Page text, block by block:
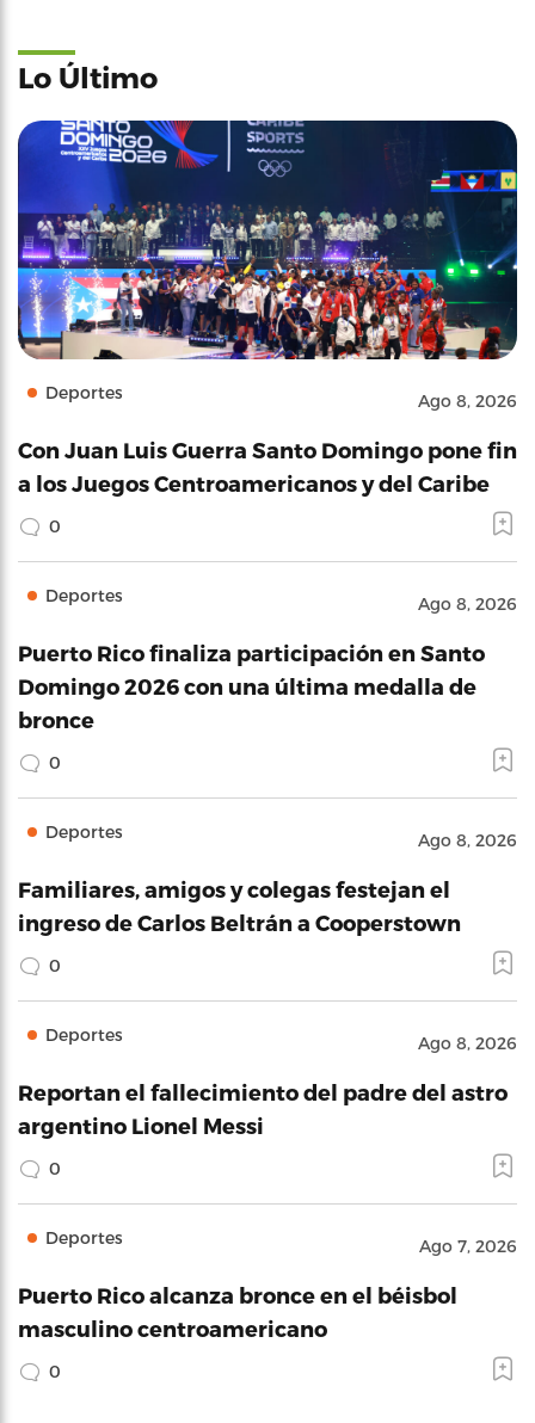
Lo Último
Deportes Ago 8, 2026
Con Juan Luis Guerra Santo Domingo pone fin
a los Juegos Centroamericanos y del Caribe
0
Deportes Ago 8, 2026
Puerto Rico finaliza participación en Santo
Domingo 2026 con una última medalla de
bronce
0
Deportes Ago 8, 2026
Familiares, amigos y colegas festejan el
ingreso de Carlos Beltrán a Cooperstown
0
Deportes Ago 8, 2026
Reportan el fallecimiento del padre del astro
argentino Lionel Messi
0
Deportes Ago 7, 2026
Puerto Rico alcanza bronce en el béisbol
masculino centroamericano
0